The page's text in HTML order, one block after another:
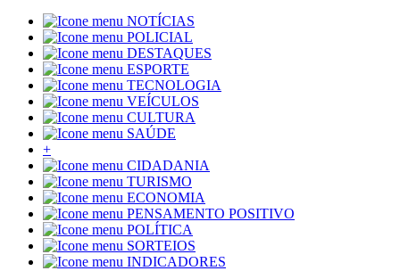
NOTÍCIAS
POLICIAL
DESTAQUES
ESPORTE
TECNOLOGIA
VEÍCULOS
CULTURA
SAÚDE
+
CIDADANIA
TURISMO
ECONOMIA
PENSAMENTO POSITIVO
POLÍTICA
SORTEIOS
INDICADORES